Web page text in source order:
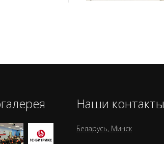
Наши контакты
Беларусь, Минск